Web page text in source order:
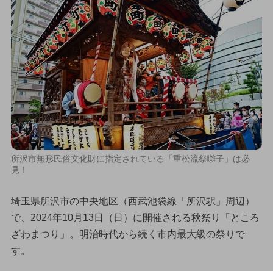
所沢市無形民俗文化財に指定されている「重松流祭囃子」は必
見！
埼玉県所沢市の中央地区（西武池袋線「所沢駅」周辺）
で、2024年10月13日（日）に開催される秋祭り「ところ
ざわまつり」。明治時代から続く市内最大級の祭りで
す。